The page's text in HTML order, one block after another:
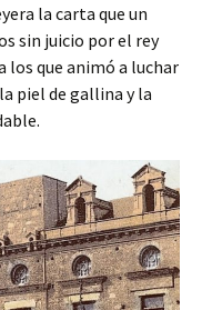
la carta que un
sin juicio por el rey
los que animó a luchar
piel de gallina y la